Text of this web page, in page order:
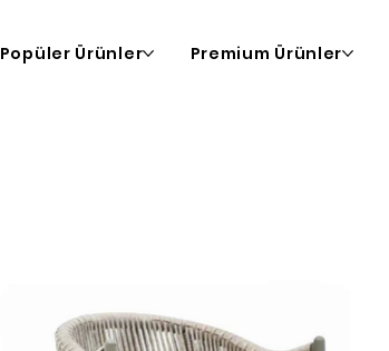
Popüler Ürünler Premium Ürünler